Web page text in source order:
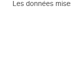
Les données